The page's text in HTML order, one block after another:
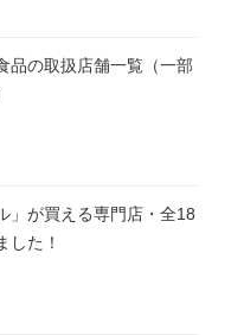
品の取扱店舗一覧（一部
」が買える専門店・全18
した！